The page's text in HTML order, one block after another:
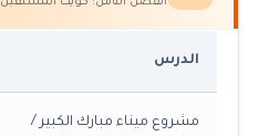
الدرس
مشروع ميناء مبارك الكبير /